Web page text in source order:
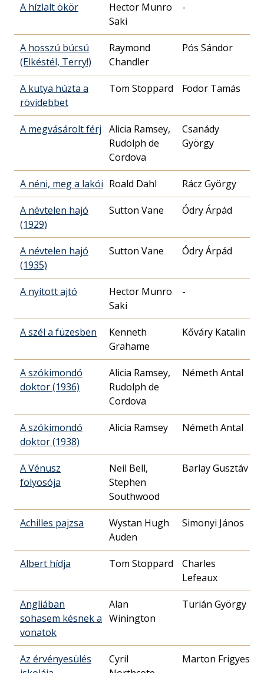
A hízlalt ökör
Hector Munro
Saki
-
A hosszú búcsú
(Elkéstél, Terry!)
Raymond
Chandler
Pós Sándor
A kutya húzta a
rövidebbet
Tom Stoppard Fodor Tamás
A megvásárolt férj
Alicia Ramsey,
Rudolph de
Cordova
Csanády
György
A néni, meg a lakói Roald Dahl Rácz György
A névtelen hajó
(1929)
Sutton Vane Ódry Árpád
A névtelen hajó
(1935)
Sutton Vane Ódry Árpád
A nyitott ajtó
Hector Munro
Saki
-
A szél a füzesben
Kenneth
Grahame
Kőváry Katalin
A szókimondó
doktor (1936)
Alicia Ramsey,
Rudolph de
Cordova
Németh Antal
A szókimondó
doktor (1938)
Alicia Ramsey Németh Antal
A Vénusz
folyosója
Neil Bell,
Stephen
Southwood
Barlay Gusztáv
Achilles pajzsa
Wystan Hugh
Auden
Simonyi János
Albert hídja Tom Stoppard
Charles
Lefeaux
Angliában
sohasem késnek a
vonatok
Alan
Winington
Turián György
Az érvényesülés
Cyril
Marton Frigyes